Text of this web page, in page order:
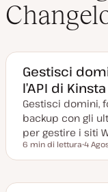
Gestisci
l’API di Kinsta
Gestisci domini,
backup con gli
per gestire i siti
Tempo di lettura
6 min di lettura
a
a
4